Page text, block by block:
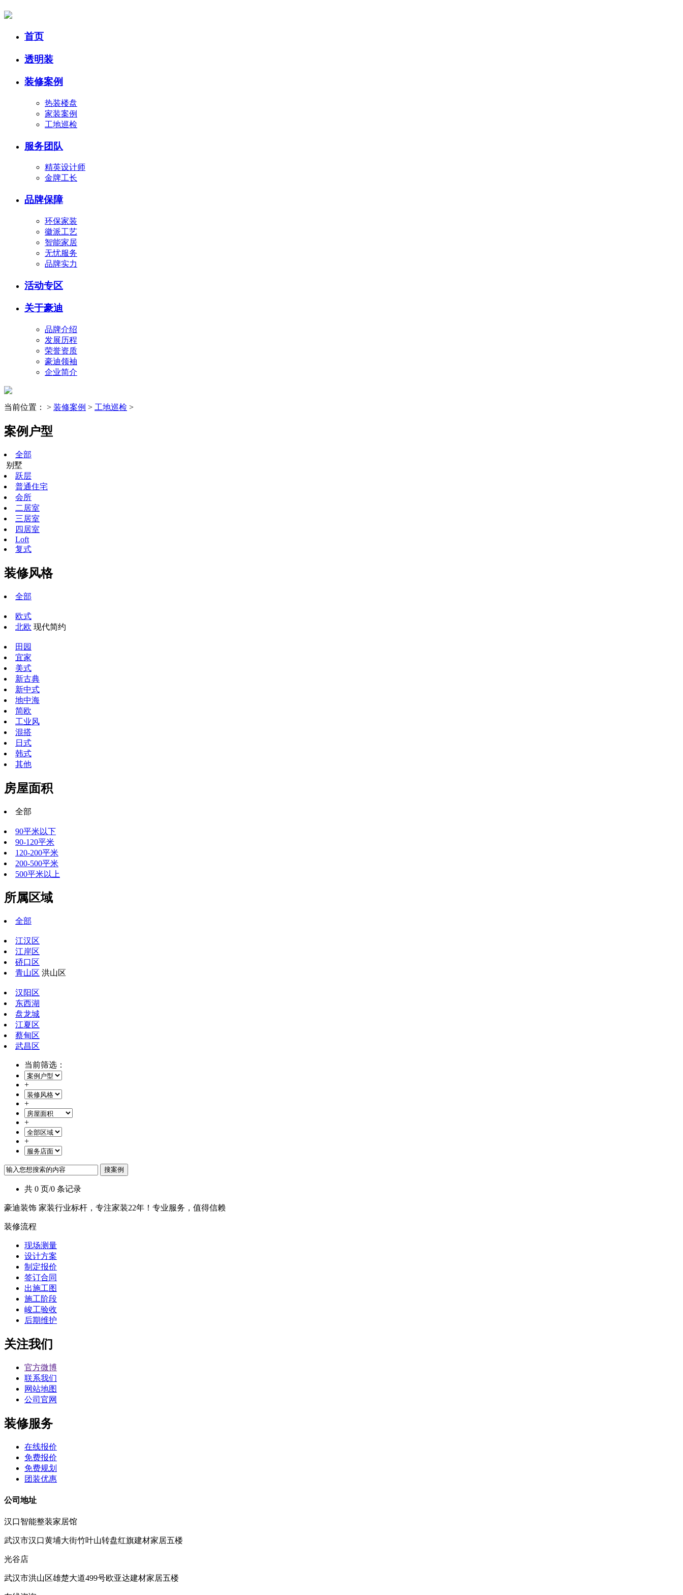
首页
透明装
装修案例
热装楼盘
家装案例
工地巡检
服务团队
精英设计师
金牌工长
品牌保障
环保家装
徽派工艺
智能家居
无忧服务
品牌实力
活动专区
关于豪迪
品牌介绍
发展历程
荣誉资质
豪迪领袖
企业简介
当前位置： > 装修案例 > 工地巡检 >
案例户型
全部
别墅
跃层
普通住宅
会所
二居室
三居室
四居室
Loft
复式
装修风格
全部
欧式
北欧 现代简约
田园
宜家
美式
新古典
新中式
地中海
简欧
工业风
混搭
日式
韩式
其他
房屋面积
全部
90平米以下
90-120平米
120-200平米
200-500平米
500平米以上
所属区域
全部
江汉区
江岸区
硚口区
青山区 洪山区
汉阳区
东西湖
盘龙城
江夏区
蔡甸区
武昌区
当前筛选：
+
+
+
+
共 0 页/0 条记录
豪迪装饰 家装行业标杆，专注家装22年！专业服务，值得信赖
装修流程
现场测量
设计方案
制定报价
签订合同
出施工图
施工阶段
峻工验收
后期维护
关注我们
官方微博
联系我们
网站地图
公司官网
装修服务
在线报价
免费报价
免费规划
团装优惠
公司地址
汉口智能整装家居馆
武汉市汉口黄埔大街竹叶山转盘红旗建材家居五楼
光谷店
武汉市洪山区雄楚大道499号欧亚达建材家居五楼